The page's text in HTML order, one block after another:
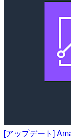
[アップデート]